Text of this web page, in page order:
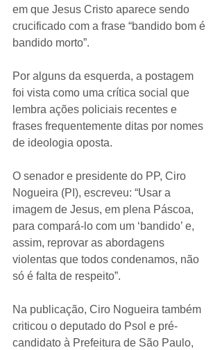
em que Jesus Cristo aparece sendo
crucificado com a frase “bandido bom é
bandido morto”.
Por alguns da esquerda, a postagem
foi vista como uma crítica social que
lembra ações policiais recentes e
frases frequentemente ditas por nomes
de ideologia oposta.
O senador e presidente do PP, Ciro
Nogueira (PI), escreveu: “Usar a
imagem de Jesus, em plena Páscoa,
para compará-lo com um ‘bandido’ e,
assim, reprovar as abordagens
violentas que todos condenamos, não
só é falta de respeito”.
Na publicação, Ciro Nogueira também
criticou o deputado do Psol e pré-
candidato à Prefeitura de São Paulo,